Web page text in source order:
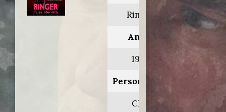
Ringer
Anno:
1996
Personaggio:
Clay